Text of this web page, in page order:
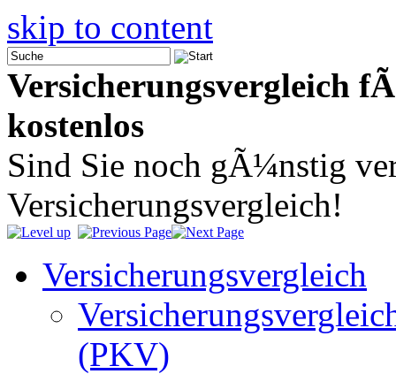
skip to content
Versicherungsvergleich
kostenlos
Sind Sie noch gÃ¼nstig
Versicherungsvergleich!
Versicherungsvergleich
(PKV)